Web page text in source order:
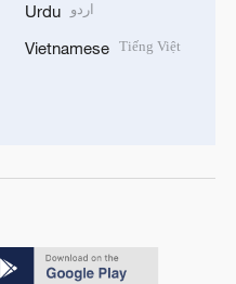
Urdu اردو
Vietnamese Tiếng Việt